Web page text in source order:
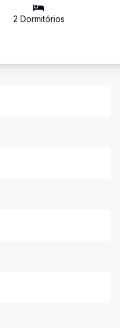
2 Dormitórios